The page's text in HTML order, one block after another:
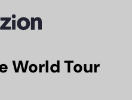
World Tour